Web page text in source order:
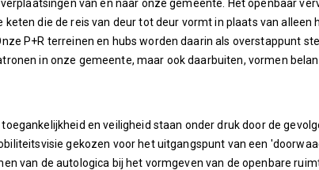
van en naar onze gemeente. Het openbaar
die de reis van deur tot deur vormt in plaats van alleen
P+R terreinen en hubs worden daarin als overstappunt
in onze gemeente, maar ook daarbuiten, vormen
en veiligheid staan onder druk door de
gekozen voor het uitgangspunt van een
van de autologica bij het vormgeven van de openbare